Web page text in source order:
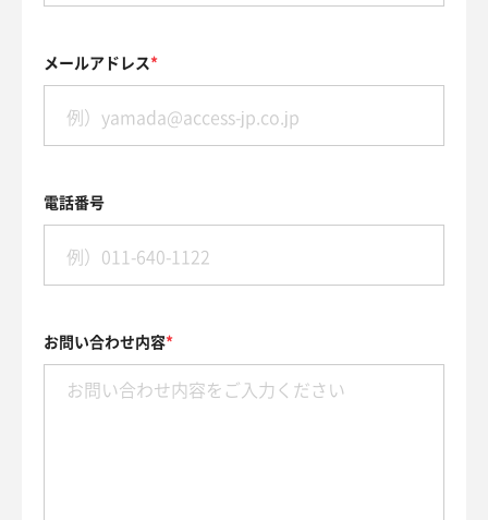
メールアドレス
電話番号
お問い合わせ内容